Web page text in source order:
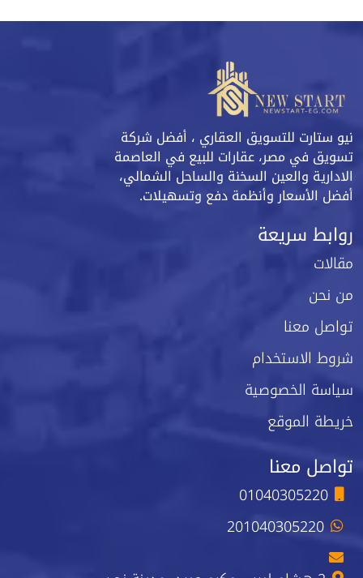
نيو ستارت للتسويق العقاري ، أفضل شركة
تسويق في مصر، عقارات للبيع في العاصمة
الادارية والعين السخنة والساحل الشمالي،
أفضل الأسعار وأنظمة دفع وتسهيلات.
روابط سريعة
مقالات
من نحن
تواصل معنا
شروط الاستخدام
سياسة الخصوصية
خريطة الموقع
تواصل معنا
01040305220
201040305220